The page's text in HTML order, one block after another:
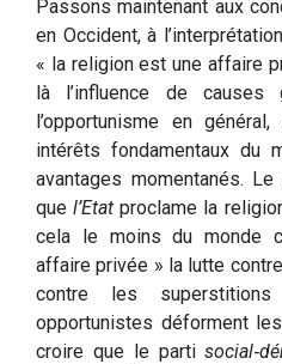
Passons maintenant aux
en Occident, à
« la religion est une affaire
là l’influence de causes
l’opportunisme en
intérêts fondamentaux du
avantages momentanés.
quel’Etat proclame la
cela le moins du monde
affaire privée » la lutte
contre les
opportunistes déforment
croire que le parti